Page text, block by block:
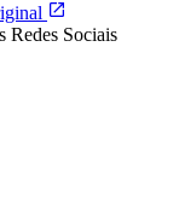
Redes Sociais